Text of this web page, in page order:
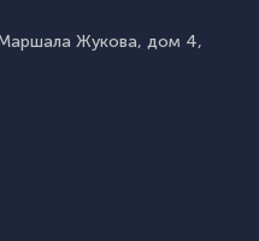
Жукова, дом 4,